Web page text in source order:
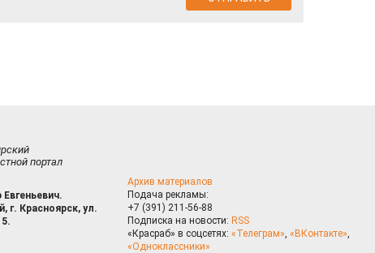
портал
г. Красноярск, ул.
Архив материалов
Подача рекламы:
+7 (391) 211-56-88
Подписка на новости: RSS
«Красраб» в соцсетях: «Телеграм», «ВКонтакте»,
«Одноклассники»